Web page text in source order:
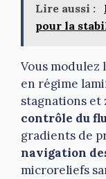
Lire aussi :
pour la
Vous
en régime
stagnations et
contrôle du
gradients de
navigation
microreliefs